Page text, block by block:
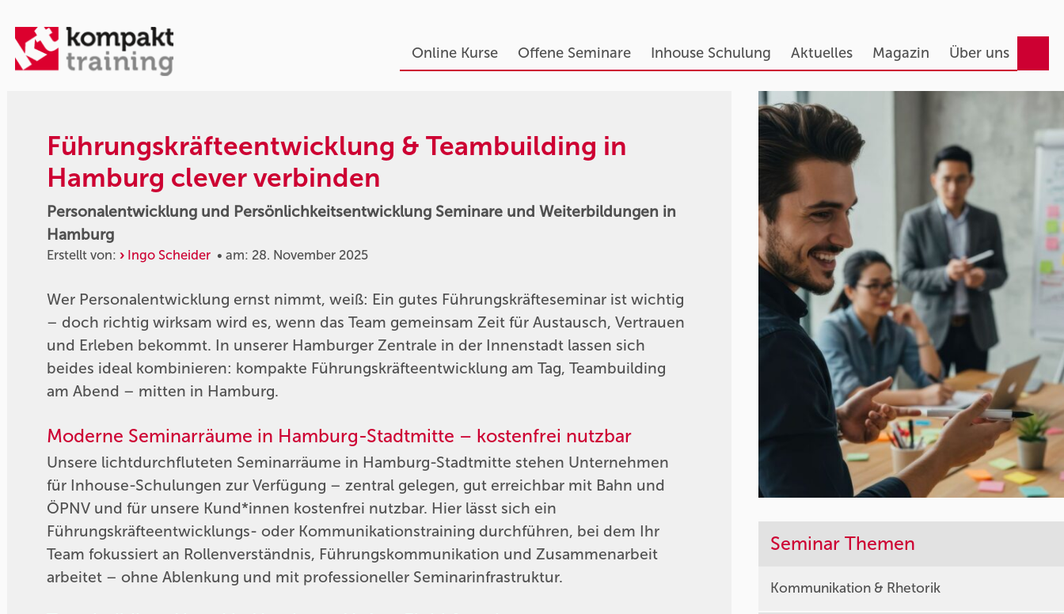
Online Kurse Offene Seminare Inhouse Schulung Aktuelles Magazin Über uns
Seminar Themen
Kommunikation & Rhetorik
Führungskräfteentwicklung & Teambuilding in
Hamburg clever verbinden
Personalentwicklung und Persönlichkeitsentwicklung Seminare und Weiterbildungen in
Hamburg
Erstellt von: Ingo Scheider • am: 28. November 2025
Wer Personalentwicklung ernst nimmt, weiß: Ein gutes Führungskräfteseminar ist wichtig
– doch richtig wirksam wird es, wenn das Team gemeinsam Zeit für Austausch, Vertrauen
und Erleben bekommt. In unserer Hamburger Zentrale in der Innenstadt lassen sich
beides ideal kombinieren: kompakte Führungskräfteentwicklung am Tag, Teambuilding
am Abend – mitten in Hamburg.
Moderne Seminarräume in Hamburg-Stadtmitte – kostenfrei nutzbar
Unsere lichtdurchfluteten Seminarräume in Hamburg-Stadtmitte stehen Unternehmen
für Inhouse-Schulungen zur Verfügung – zentral gelegen, gut erreichbar mit Bahn und
ÖPNV und für unsere Kund*innen kostenfrei nutzbar. Hier lässt sich ein
Führungskräfteentwicklungs- oder Kommunikationstraining durchführen, bei dem Ihr
Team fokussiert an Rollenverständnis, Führungskommunikation und Zusammenarbeit
arbeitet – ohne Ablenkung und mit professioneller Seminarinfrastruktur.